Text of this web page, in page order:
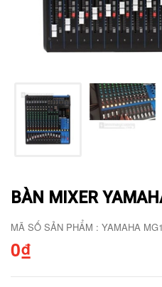
BÀN MIXER
MÃ SỐ SẢN PHẨM : YAMAHA
0₫